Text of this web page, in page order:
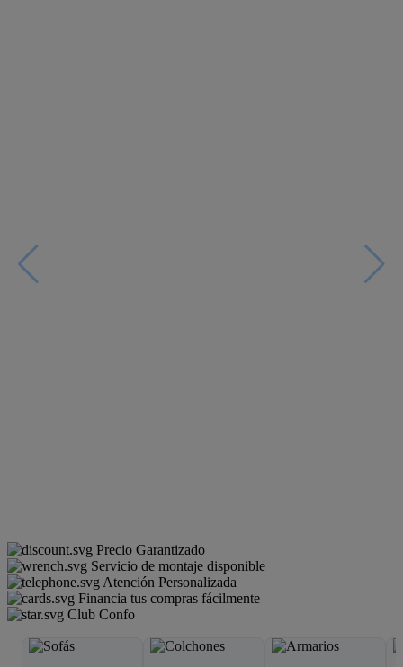
Precio Garantizado
Servicio de montaje disponible
Atención Personalizada
Financia tus compras fácilmente
Club Confo